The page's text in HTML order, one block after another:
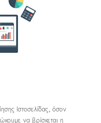
Ιστοσελίδας, όσον
να βρίσκεται η